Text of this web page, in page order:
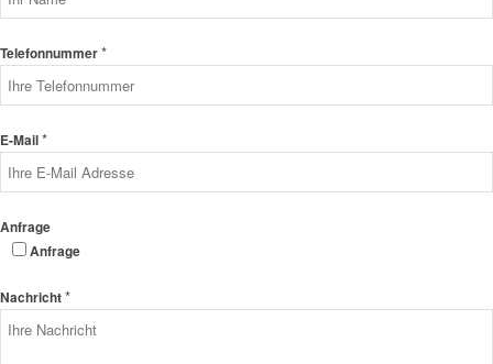
Telefonnummer*
E-Mail*
Anfrage
Anfrage
Nachricht*